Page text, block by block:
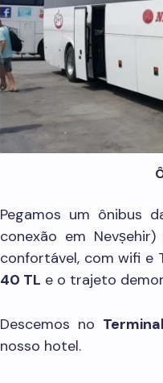
Pegamos um ônibus
conexão em Nevṣehir)
confortável, com wifi e
40 TL e o trajeto
Descemos no
nosso hotel.